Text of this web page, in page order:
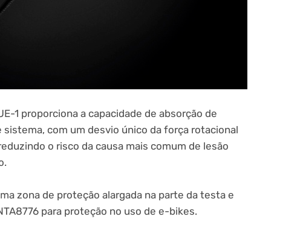
1 proporciona a capacidade de absorção de
com um desvio único da força rotacional
o risco da causa mais comum de lesão
zona de proteção alargada na parte da testa e
para proteção no uso de e-bikes.